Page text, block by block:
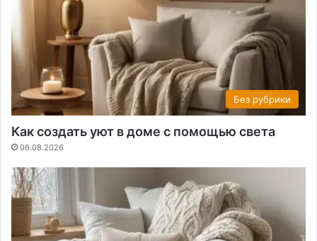
Без рубрики
Как создать уют в доме с помощью света
06.08.2026